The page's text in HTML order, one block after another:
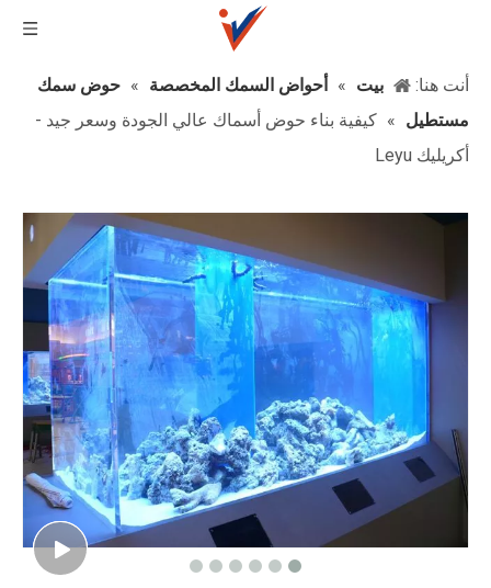
أنت هنا: بيت » أحواض السمك المخصصة » حوض سمك
مستطيل » كيفية بناء حوض أسماك عالي الجودة وسعر جيد -
أكريليك Leyu